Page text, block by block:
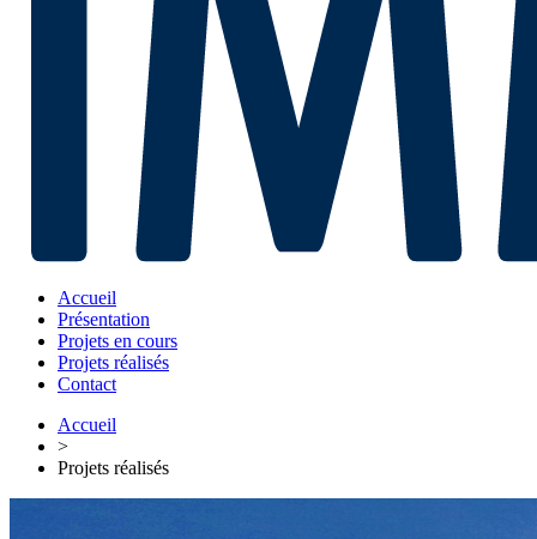
Accueil
Présentation
Projets en cours
Projets réalisés
Contact
Accueil
>
Projets réalisés